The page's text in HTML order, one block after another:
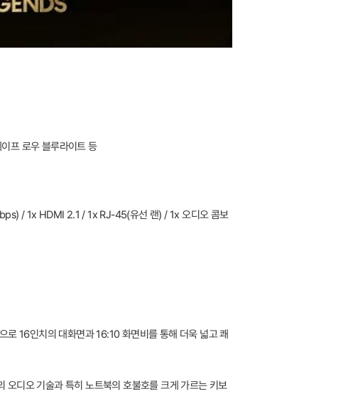
프 로우 블루라이트 등
/ 1x HDMI 2.1 / 1x RJ-45(유선 랜) / 1x 오디오 콤보
16인치의 대화면과 16:10 화면비를 통해 더욱 넓고 쾌
디오 기술과 특히 노트북의 호불호를 크게 가르는 키보